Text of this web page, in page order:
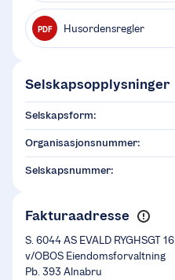
PDF Husordensregler
Selskapsopplysninger
Selskapsform:
Organisasjonsnummer:
Selskapsnummer:
Fakturaadresse
S. 6044 AS EVALD RYGHSGT 16
v/OBOS Eiendomsforvaltning
Pb. 393 Alnabru